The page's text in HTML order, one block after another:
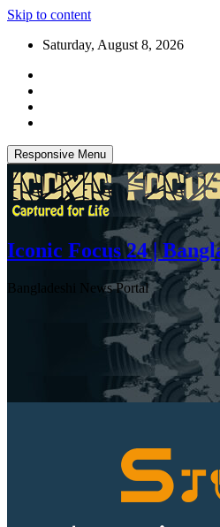
Skip to content
Saturday, August 8, 2026
Responsive Menu
Iconic Focus 24 |
Bangladeshi News Portal